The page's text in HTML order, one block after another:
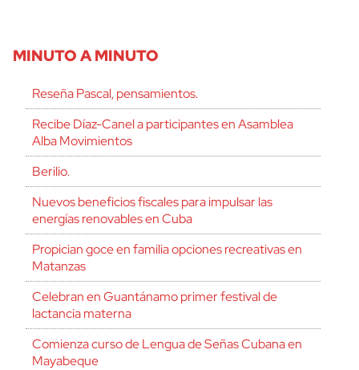
MINUTO A MINUTO
Reseña Pascal, pensamientos.
Recibe Díaz-Canel a participantes en Asamblea
Alba Movimientos
Berilio.
Nuevos beneficios fiscales para impulsar las
energías renovables en Cuba
Propician goce en familia opciones recreativas en
Matanzas
Celebran en Guantánamo primer festival de
lactancia materna
Comienza curso de Lengua de Señas Cubana en
Mayabeque